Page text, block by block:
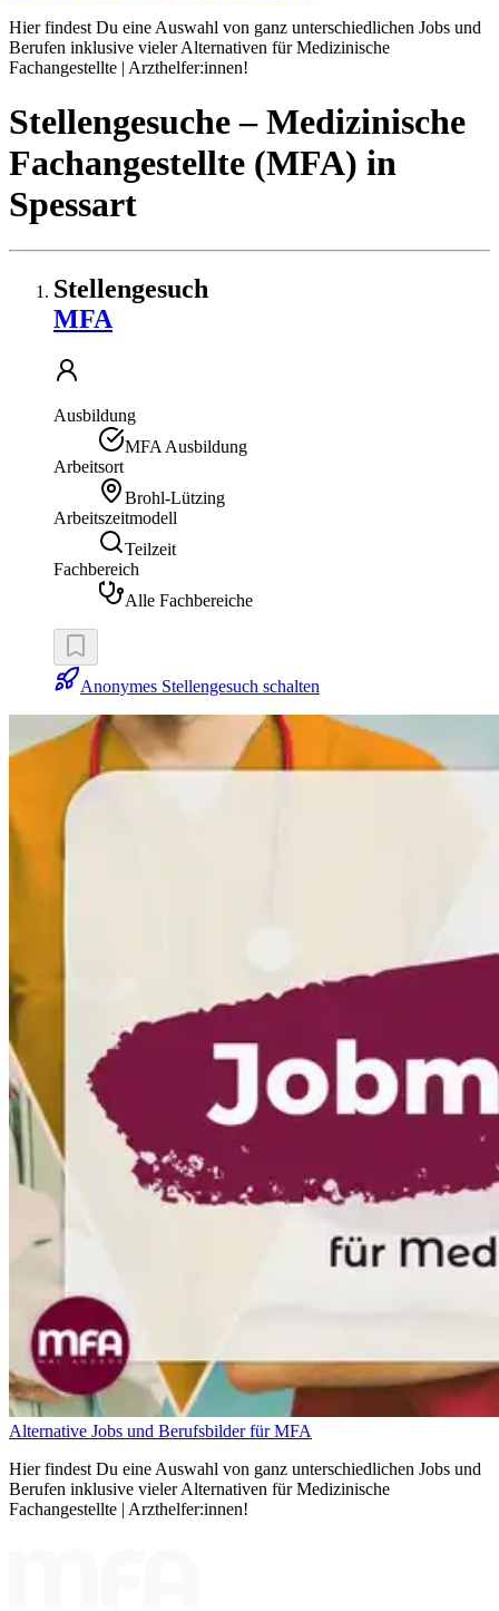
Hier findest Du eine Auswahl von ganz unterschiedlichen Jobs und
Berufen inklusive vieler Alternativen für Medizinische
Fachangestellte | Arzthelfer:innen!
Stellengesuche– Medizinische
Fachangestellte (MFA) in
Spessart
Stellengesuch
MFA
Ausbildung
MFA Ausbildung
Arbeitsort
Brohl-Lützing
Arbeitszeitmodell
Teilzeit
Fachbereich
Alle Fachbereiche
Anonymes Stellengesuch schalten
Alternative Jobs und Berufsbilder für MFA
Hier findest Du eine Auswahl von ganz unterschiedlichen Jobs und
Berufen inklusive vieler Alternativen für Medizinische
Fachangestellte | Arzthelfer:innen!